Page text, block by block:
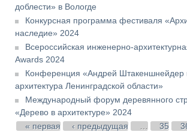
доблести» в Вологде
Конкурсная программа фестиваля
наследие» 2024
Всероссийская инженерно-
Awards 2024
Конференция «Андрей Штакеншнейдер
архитектура Ленинградской области»
Международный форум деревянного
«Дерево в архитектуре» 2024
Страницы
« первая ‹ предыдущая 35